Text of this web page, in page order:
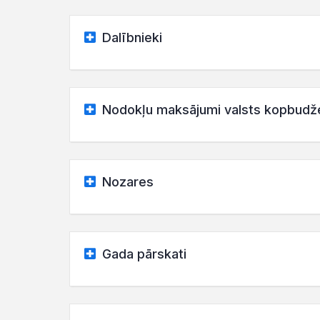
Dalībnieki
Nodokļu maksājumi valsts
Nozares
Gada pārskati